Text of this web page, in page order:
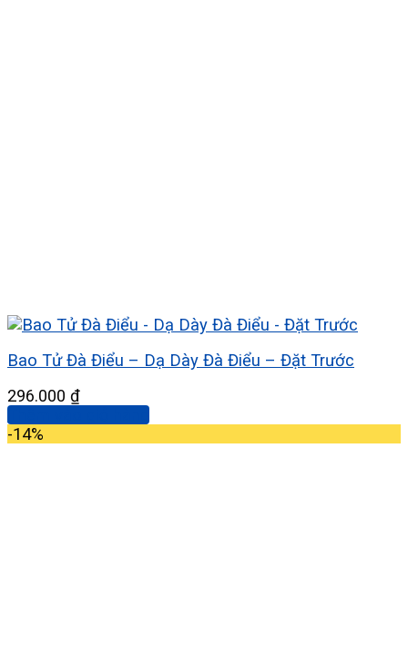
Bao Tử Đà Điểu – Dạ Dày Đà Điểu – Đặt Trước
296.000 ₫
-14%